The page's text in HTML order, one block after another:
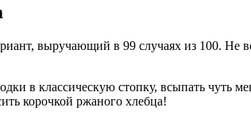
выручающий в 99 случаях из 100. Не
в классическую стопку, всыпать
корочкой ржаного хлебца!